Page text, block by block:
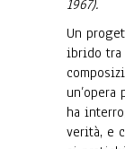
1967).
Un
ibrido tra
ha
verità, e